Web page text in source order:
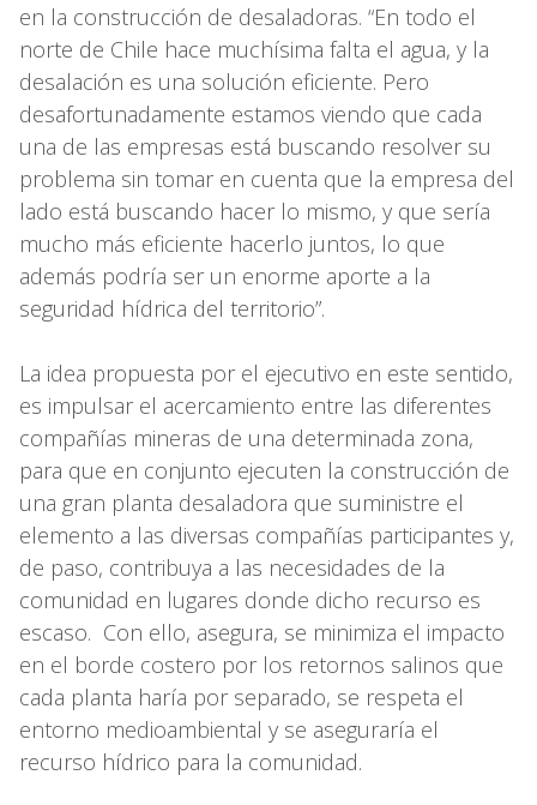
en la construcción de desaladoras. “En todo el
norte de Chile hace muchísima falta el agua, y la
desalación es una solución eficiente. Pero
desafortunadamente estamos viendo que cada
una de las empresas está buscando resolver su
problema sin tomar en cuenta que la empresa del
lado está buscando hacer lo mismo, y que sería
mucho más eficiente hacerlo juntos, lo que
además podría ser un enorme aporte a la
seguridad hídrica del territorio”.
La idea propuesta por el ejecutivo en este sentido,
es impulsar el acercamiento entre las diferentes
compañías mineras de una determinada zona,
para que en conjunto ejecuten la construcción de
una gran planta desaladora que suministre el
elemento a las diversas compañías participantes y,
de paso, contribuya a las necesidades de la
comunidad en lugares donde dicho recurso es
escaso. Con ello, asegura, se minimiza el impacto
en el borde costero por los retornos salinos que
cada planta haría por separado, se respeta el
entorno medioambiental y se aseguraría el
recurso hídrico para la comunidad.